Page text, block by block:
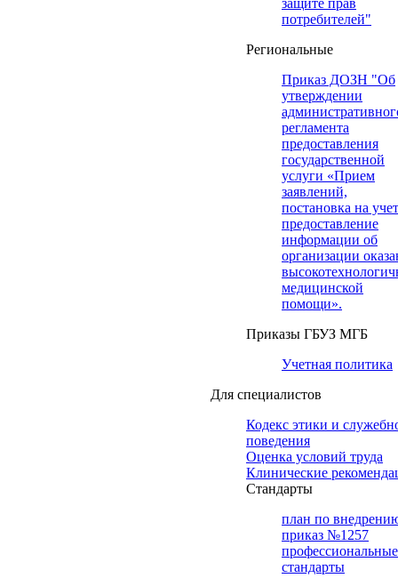
защите прав
потребителей"
Региональные
Приказ ДОЗН "Об
утверждении
регламента
предоставления
государственной
услуги «Прием
заявлений,
постановка на
предоставление
информации об
организации
медицинской
помощи».
Приказы ГБУЗ МГБ
Учетная политика
Для специалистов
Кодекс этики и
поведения
Оценка условий труда
Клинические
Cтандарты
план по
приказ №1257
профессиональные
стандарты